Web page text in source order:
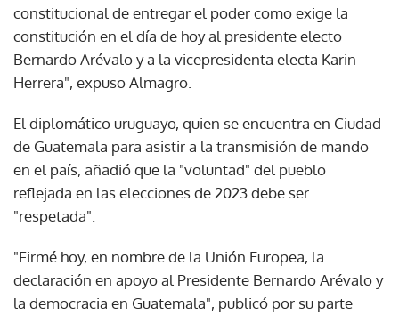
constitucional de entregar el poder como exige la
constitución en el día de hoy al presidente electo
Bernardo Arévalo y a la vicepresidenta electa Karin
Herrera", expuso Almagro.
El diplomático uruguayo, quien se encuentra en Ciudad
de Guatemala para asistir a la transmisión de mando
en el país, añadió que la "voluntad" del pueblo
reflejada en las elecciones de 2023 debe ser
"respetada".
"Firmé hoy, en nombre de la Unión Europea, la
declaración en apoyo al Presidente Bernardo Arévalo y
la democracia en Guatemala", publicó por su parte